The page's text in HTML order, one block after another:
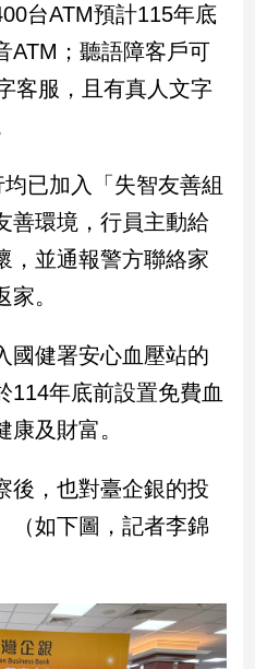
台ATM預計115年底
ATM；聽語障客戶可
客服，且有真人文字
已加入「失智友善組
善環境，行員主動給
，並通報警方聯絡家
。
國健署安心血壓站的
114年底前設置免費血
及財富。
後，也對臺企銀的投
（如下圖，記者李錦